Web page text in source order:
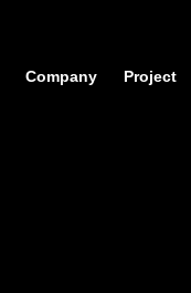
Company Project